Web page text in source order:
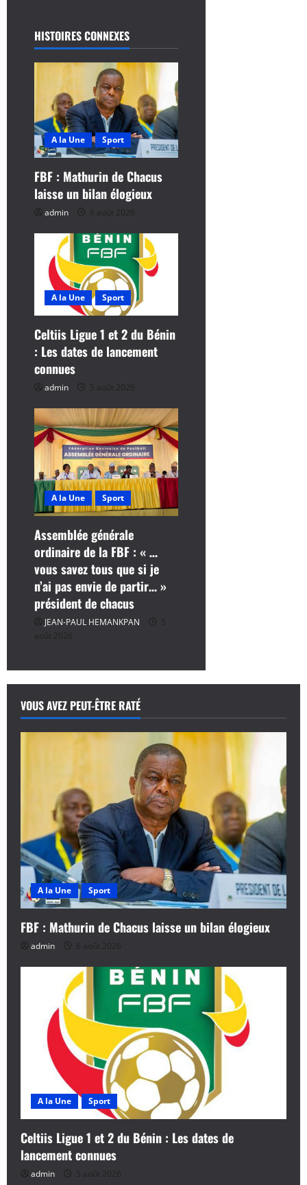
t
i
o
n
d
’
a
r
c
l
e
HISTOIRES CONNEXES
A la Une Sport
FBF : Mathurin de Chacus
laisse un bilan élogieux
admin 6 août 2026
A la Une Sport
Celtiis Ligue 1 et 2 du Bénin
: Les dates de lancement
connues
admin 5 août 2026
A la Une Sport
Assemblée générale
ordinaire de la FBF : « …
vous savez tous que si je
n’ai pas envie de partir… »
président de chacus
JEAN-PAUL HEMANKPAN
5
août 2026
VOUS AVEZ PEUT-ÊTRE RATÉ
A la Une Sport
FBF : Mathurin de Chacus laisse un bilan élogieux
admin 6 août 2026
A la Une Sport
Celtiis Ligue 1 et 2 du Bénin : Les dates de
lancement connues
admin 5 août 2026